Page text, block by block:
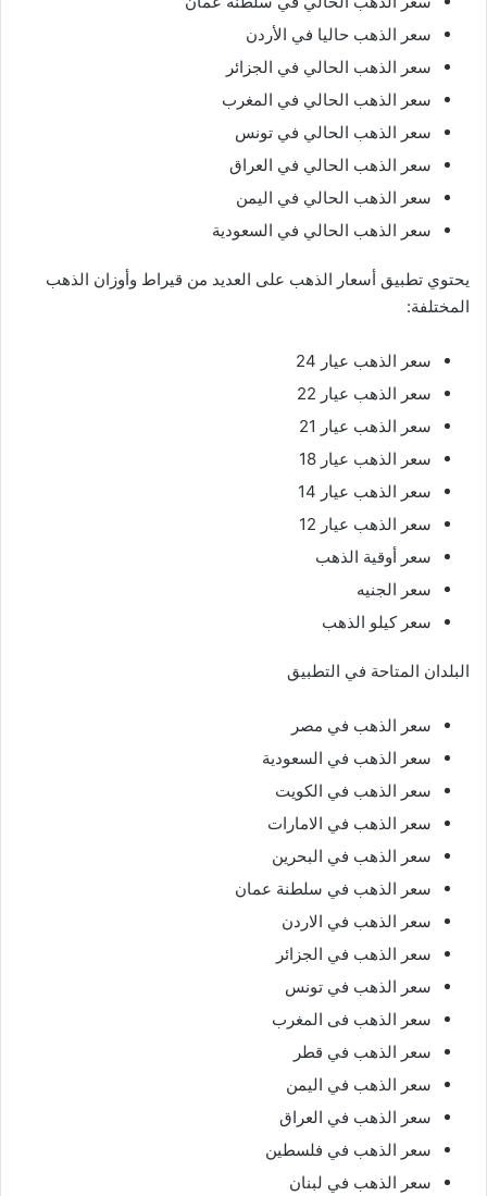
سعر الذهب حاليا في الأردن
سعر الذهب الحالي في الجزائر
سعر الذهب الحالي في المغرب
سعر الذهب الحالي في تونس
سعر الذهب الحالي في العراق
سعر الذهب الحالي في اليمن
سعر الذهب الحالي في السعودية
يحتوي تطبيق أسعار الذهب على العديد من قيراط وأوزان الذهب
المختلفة:
سعر الذهب عيار 24
سعر الذهب عيار 22
سعر الذهب عيار 21
سعر الذهب عيار 18
سعر الذهب عيار 14
سعر الذهب عيار 12
سعر أوقية الذهب
سعر الجنيه
سعر كيلو الذهب
البلدان المتاحة في التطبيق
سعر الذهب في مصر
سعر الذهب في السعودية
سعر الذهب في الكويت
سعر الذهب في الامارات
سعر الذهب في البحرين
سعر الذهب في سلطنة عمان
سعر الذهب في الاردن
سعر الذهب في الجزائر
سعر الذهب في تونس
سعر الذهب فى المغرب
سعر الذهب في قطر
سعر الذهب في اليمن
سعر الذهب في العراق
سعر الذهب في فلسطين
سعر الذهب في لبنان